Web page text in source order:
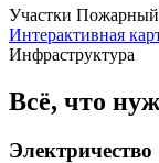
Участки Пожарный
Интерактивная
Инфраструктура
Всё, что
Электричество